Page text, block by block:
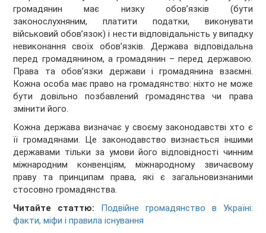
громадянин має низку обов’язків (бути
законослухняним, платити податки, виконувати
військовий обов’язок) і нести відповідальність у випадку
невиконання своїх обов’язків. Держава відповідальна
перед громадянином, а громадянин – перед державою.
Права та обов’язки держави і громадянина взаємні.
Кожна особа має право на громадянство: ніхто не може
бути довільно позбавлений громадянства чи права
змінити його.
Кожна держава визначає у своєму законодавстві хто є
її громадянами. Це законодавство визнається іншими
державами тільки за умови його відповідності чинним
міжнародним конвенціям, міжнародному звичаєвому
праву та принципам права, які є загальновизнаними
стосовно громадянства.
Читайте статтю: Подвійне громадянство в Україні:
факти, міфи і правила існування